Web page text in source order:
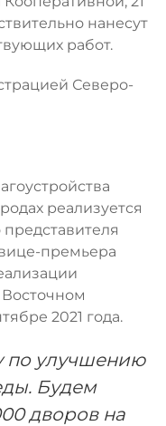
нанесут
работ.
Северо-
реализуется
премьера
2021 года.
по улучшению
Будем
дворов на